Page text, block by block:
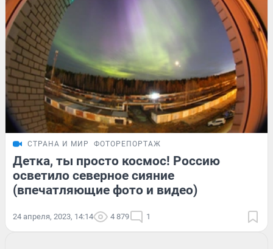
СТРАНА И МИР ФОТОРЕПОРТАЖ
Детка, ты просто космос! Россию
осветило северное сияние
(впечатляющие фото и видео)
24 апреля, 2023, 14:14 4 879 1